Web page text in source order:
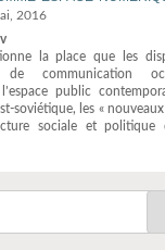
2016
la place que les
de communication
public
soviétique, les «
sociale et politique